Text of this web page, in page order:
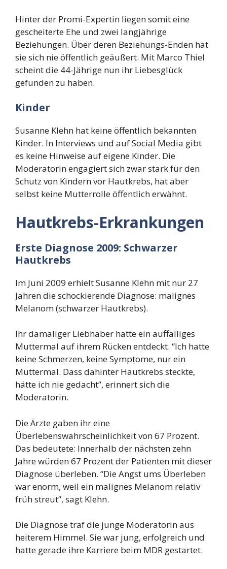
Hinter der Promi-Expertin liegen somit eine
gescheiterte Ehe und zwei langjährige
Beziehungen. Über deren Beziehungs-Enden hat
sie sich nie öffentlich geäußert. Mit Marco Thiel
scheint die 44-Jährige nun ihr Liebesglück
gefunden zu haben.
Kinder
Susanne Klehn hat keine öffentlich bekannten
Kinder. In Interviews und auf Social Media gibt
es keine Hinweise auf eigene Kinder. Die
Moderatorin engagiert sich zwar stark für den
Schutz von Kindern vor Hautkrebs, hat aber
selbst keine Mutterrolle öffentlich erwähnt.
Hautkrebs-Erkrankungen
Erste Diagnose 2009: Schwarzer
Hautkrebs
Im Juni 2009 erhielt Susanne Klehn mit nur 27
Jahren die schockierende Diagnose: malignes
Melanom (schwarzer Hautkrebs).
Ihr damaliger Liebhaber hatte ein auffälliges
Muttermal auf ihrem Rücken entdeckt. “Ich hatte
keine Schmerzen, keine Symptome, nur ein
Muttermal. Dass dahinter Hautkrebs steckte,
hätte ich nie gedacht”, erinnert sich die
Moderatorin.
Die Ärzte gaben ihr eine
Überlebenswahrscheinlichkeit von 67 Prozent.
Das bedeutete: Innerhalb der nächsten zehn
Jahre würden 67 Prozent der Patienten mit dieser
Diagnose überleben. “Die Angst ums Überleben
war enorm, weil ein malignes Melanom relativ
früh streut”, sagt Klehn.
Die Diagnose traf die junge Moderatorin aus
heiterem Himmel. Sie war jung, erfolgreich und
hatte gerade ihre Karriere beim MDR gestartet.